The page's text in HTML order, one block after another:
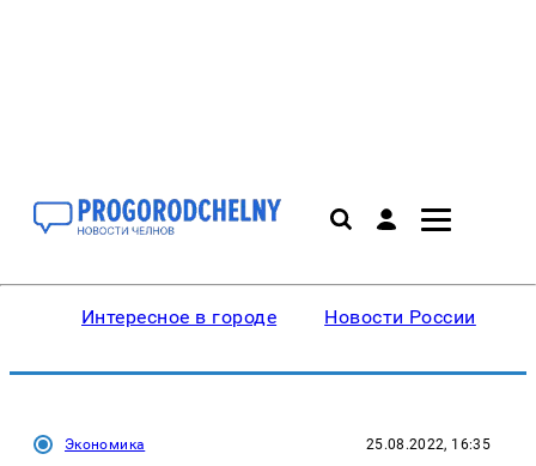
Интересное в городе Новости России
Экономика 25.08.2022, 16:35